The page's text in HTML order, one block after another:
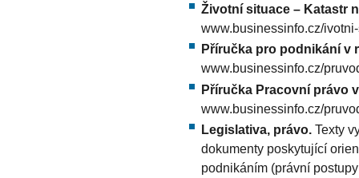
Životní situace – Katastr
www.businessinfo.cz/
Příručka pro podnikání v
www.businessinfo.cz/
Příručka Pracovní právo
www.businessinfo.cz/
Legislativa, právo. Texty
dokumenty poskytující
podnikáním (právní